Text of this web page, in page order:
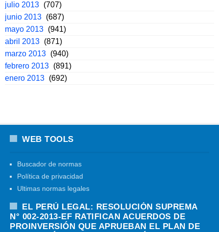
julio 2013 (707)
junio 2013 (687)
mayo 2013 (941)
abril 2013 (871)
marzo 2013 (940)
febrero 2013 (891)
enero 2013 (692)
WEB TOOLS
Buscador de normas
Política de privacidad
Ultimas normas legales
EL PERÚ LEGAL: RESOLUCIÓN SUPREMA
N° 002-2013-EF RATIFICAN ACUERDOS DE
PROINVERSIÓN QUE APRUEBAN EL PLAN DE